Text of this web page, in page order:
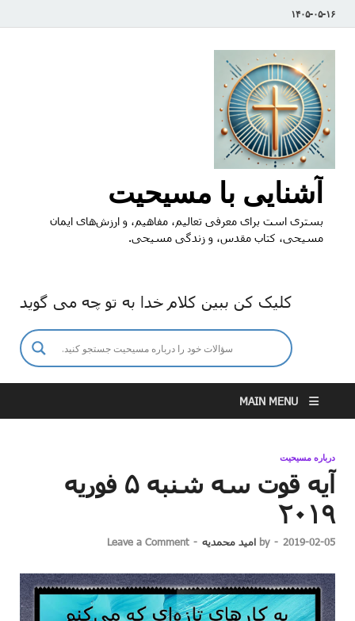
۱۴۰۵-۰۵-۱۶
آشنایی با مسیحیت
بستری است برای معرفی تعالیم، مفاهیم، و ارزش‌های ایمان
مسیحی، کتاب مقدس، و زندگی مسیحی.
کلیک کن ببین کلام خدا به تو چه می گوید
MAIN MENU
درباره مسیحیت
آیه قوت سه شنبه ۵ فوریه
۲۰۱۹
2019-02-05
-
by امید محمدیه -
Leave a Comment